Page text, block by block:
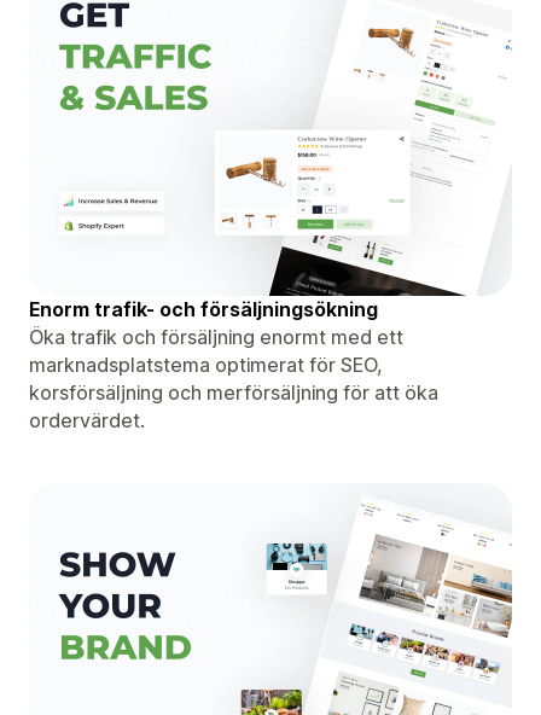
Enorm trafik- och försäljningsökning
Öka trafik och försäljning enormt med ett
marknadsplatstema optimerat för SEO,
korsförsäljning och merförsäljning för att öka
ordervärdet.